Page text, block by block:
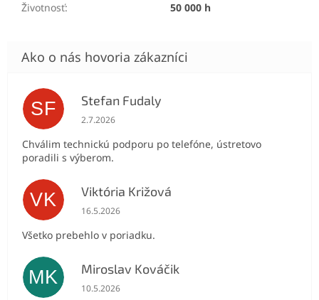
Životnosť: 50 000 h
SF Stefan Fudaly
Hodnotenie obchodu je 5 z 5 hviezdičiek.
2.7.2026
Chválim technickú podporu po telefóne, ústretovo
poradili s výberom.
VK Viktória Križová
Hodnotenie obchodu je 5 z 5 hviezdičiek.
16.5.2026
Všetko prebehlo v poriadku.
MK Miroslav Kováčik
Hodnotenie obchodu je 5 z 5 hviezdičiek.
10.5.2026